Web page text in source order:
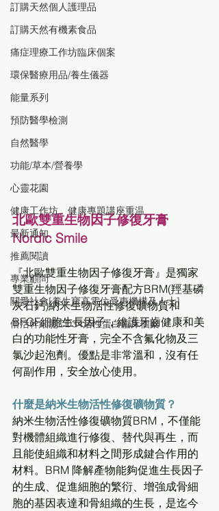
訂購天然個人護理品
訂購天然有機素食品
痛症理療工作坊臨床個案
環保醫療用品/養生儀器
能量系列
預防醫學檢測
自然醫學
功能/草本/營養學
心靈花園
健康工作坊、健康專題講座重温
最新通知
推薦閱讀
專業顧問
關愛社會[養生寶高電位受惠機構及人士]
倍活幹細胞CD34活性蛋白臨床個案
北歐雙重生物因子修復牙膏
Nordic Smile
『北歐雙重生物因子修復牙膏』是獨家
雙重生物因子修復牙膏配方BRM(羥基磷
灰石鈣)納米生物活性修復礦物質和
BFGF細胞生長因子，維護牙齒健康和美
白的功能性牙膏，完全不含氟化物及三
氯沙起泡劑。優點是非常溫和，沒有任
何副作用，安全放心使用。
什麼是納米生物活性修復礦物質？
納米生物活性修復礦物質BRM，不僅能
對機體組織進行修復、替代與再生，而
且能使組織和材料之間形成鍵合作用的
材料。BRM 降解產物能夠促進生長因子
的生成、促進細胞的繁衍、增強成骨細
胞的基因表達和骨組織的生長，是迄今